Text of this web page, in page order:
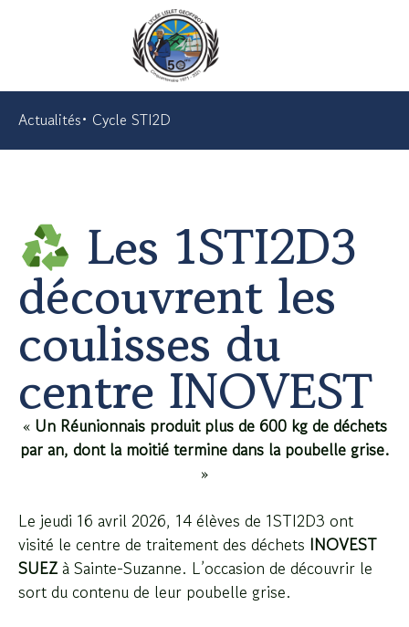
Actualités• Cycle STI2D
Les 1STI2D3
découvrent les
coulisses du
centre INOVEST
« Un Réunionnais produit plus de 600 kg de déchets
par an, dont la moitié termine dans la poubelle grise.
»
Le jeudi 16 avril 2026, 14 élèves de 1STI2D3 ont
visité le centre de traitement des déchets INOVEST
SUEZ à Sainte-Suzanne. L’occasion de découvrir le
sort du contenu de leur poubelle grise.